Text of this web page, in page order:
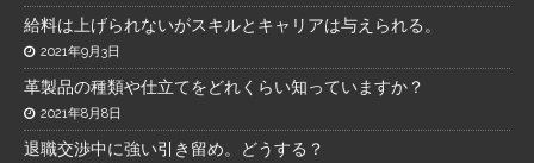
給料は上げられないがスキルとキャリアは与えられる。
2021年9月3日
革製品の種類や仕立てをどれくらい知っていますか？
2021年8月8日
退職交渉中に強い引き留め。どうする？